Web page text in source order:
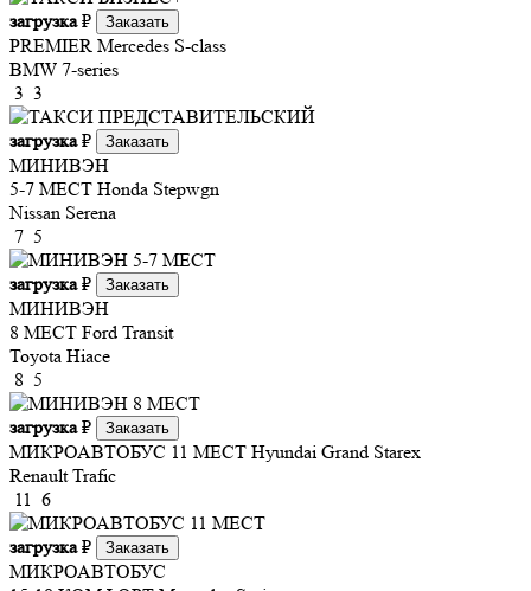
загрузка₽ Заказать
PREMIER Mercedes S-class
BMW 7-series
3 3
загрузка₽ Заказать
МИНИВЭН
5-7 МЕСТ Honda Stepwgn
Nissan Serena
7 5
загрузка₽ Заказать
МИНИВЭН
8 МЕСТ Ford Transit
Toyota Hiace
8 5
загрузка₽ Заказать
МИКРОАВТОБУС 11 МЕСТ Hyundai Grand Starex
Renault Trafic
11 6
загрузка₽ Заказать
МИКРОАВТОБУС